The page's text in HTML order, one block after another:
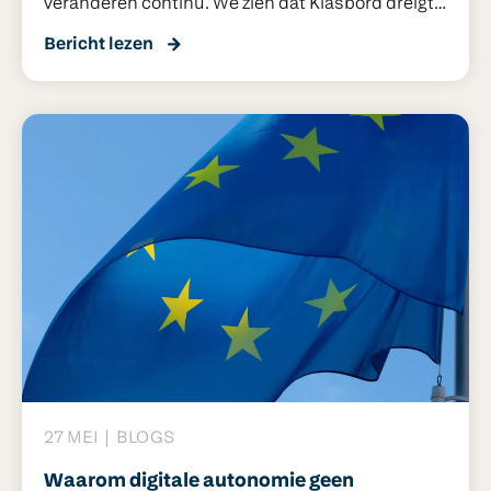
veranderen continu. We zien dat Klasbord dreigt
achter te lopen en daarmee op lange termijn niet
ondersteunen, hebben we besloten om Klasbord
uit te faseren. Klasbord Basis stopt per 31
december 2026. Klasbord Plus stopt per 1
augustus 2027.
Bericht lezen
27 MEI BLOGS
Waarom digitale autonomie geen